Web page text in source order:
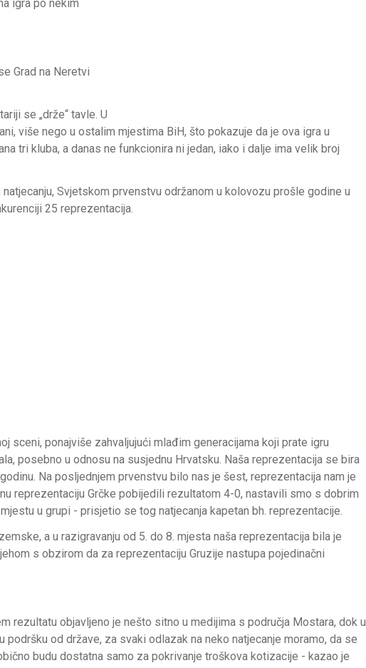
igra po nekim
Grad na Neretvi
se „drže“ tavle. U
više nego u ostalim mjestima BiH, što pokazuje da je ova igra u
tri kluba, a danas ne funkcionira ni jedan, iako i dalje ima velik broj
Svjetskom prvenstvu održanom u kolovozu prošle godine u
25 reprezentacija.
sceni, ponajviše zahvaljujući mlađim generacijama koji prate igru
posebno u odnosu na susjednu Hrvatsku. Naša reprezentacija se bira
Na posljednjem prvenstvu bilo nas je šest, reprezentacija nam je
reprezentaciju Grčke pobijedili rezultatom 4-0, nastavili smo s dobrim
u grupi - prisjetio se tog natjecanja kapetan bh. reprezentacije.
a u razigravanju od 5. do 8. mjesta naša reprezentacija bila je
s obzirom da za reprezentaciju Gruzije nastupa pojedinačni
rezultatu objavljeno je nešto sitno u medijima s područja Mostara, dok u
od države, za svaki odlazak na neko natjecanje moramo, da se
budu dostatna samo za pokrivanje troškova kotizacije - kazao je